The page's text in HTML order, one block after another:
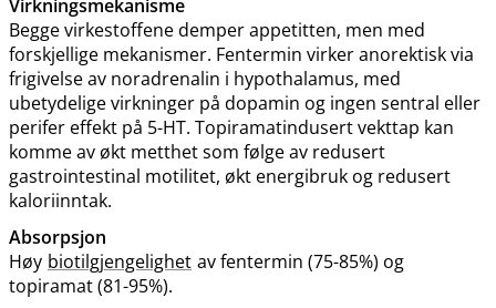
Virkningsmekanisme
Begge virkestoffene demper appetitten, men med
forskjellige mekanismer. Fentermin virker anorektisk via
frigivelse av noradrenalin i hypothalamus, med
ubetydelige virkninger på dopamin og ingen sentral eller
perifer effekt på 5-HT. Topiramatindusert vekttap kan
komme av økt metthet som følge av redusert
gastrointestinal motilitet, økt energibruk og redusert
kaloriinntak.
Absorpsjon
Høy biotilgjengelighet av fentermin (75-85%) og
topiramat (81-95%).